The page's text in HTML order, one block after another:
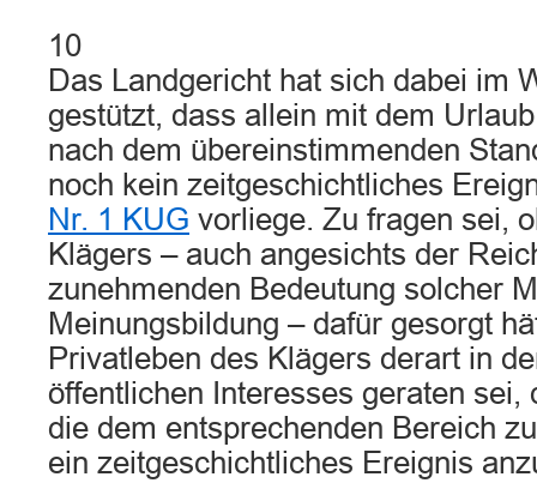
10
Das Landgericht hat sich dabei im
gestützt, dass allein mit dem
nach dem übereinstimmenden
noch kein zeitgeschichtliches
Nr. 1 KUG vorliege. Zu fragen sei,
Klägers – auch angesichts der
zunehmenden Bedeutung solcher
Meinungsbildung – dafür gesorgt
Privatleben des Klägers derart in
öffentlichen Interesses geraten sei,
die dem entsprechenden Bereich
ein zeitgeschichtliches Ereignis